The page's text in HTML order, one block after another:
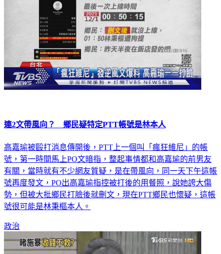
連2文帶風向？ 鄉民疑特定PTT帳號是林本人
高嘉瑜被毆打消息傳開後，PTT上一個叫「瘋狂維尼」的帳
號，第一時間馬上PO文暗指，整起事情都和高嘉瑜的前男友
有關，當時就有不少網友質疑，是在帶風向，同一天下午這帳
號再度發文，PO出高嘉瑜指控被打後的用餐照，說她誇大傷
勢，但被大批鄉民打臉後就刪文，現在PTT鄉民也懷疑，這帳
號很可能是林秉樞本人。
政治